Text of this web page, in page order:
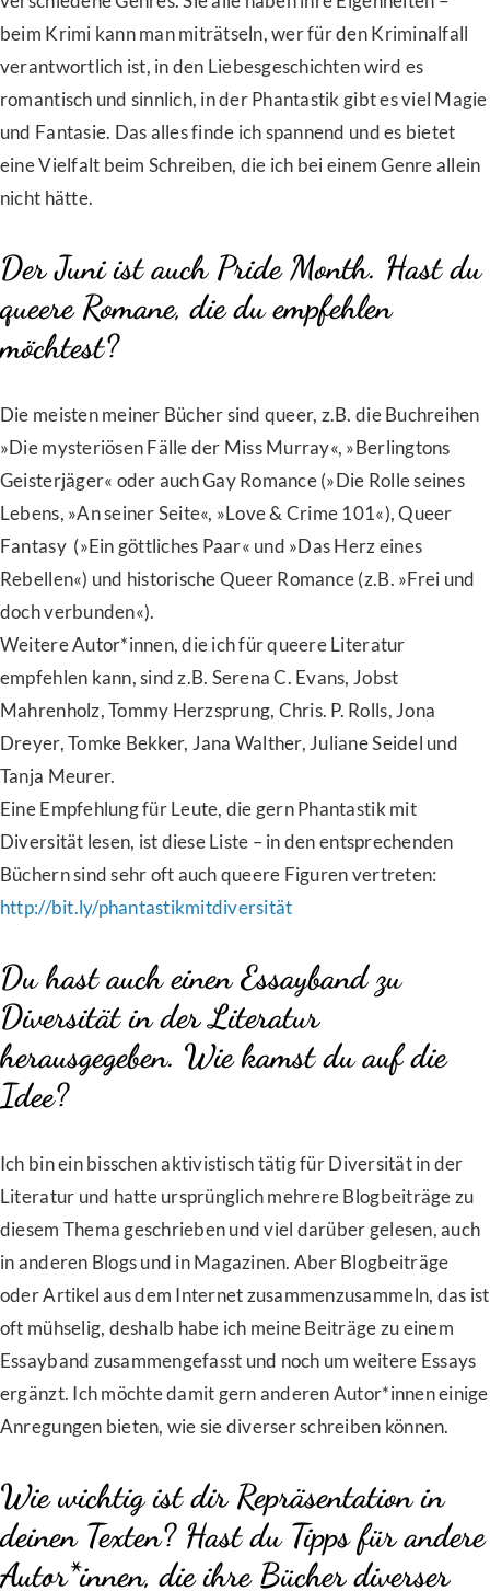
beim Krimi kann man miträtseln, wer für den Kriminalfall
verantwortlich ist, in den Liebesgeschichten wird es
romantisch und sinnlich, in der Phantastik gibt es viel Magie
und Fantasie. Das alles finde ich spannend und es bietet
eine Vielfalt beim Schreiben, die ich bei einem Genre allein
nicht hätte.
Der Juni ist auch Pride Month. Hast du
queere Romane, die du empfehlen
möchtest?
Die meisten meiner Bücher sind queer, z.B. die Buchreihen
»Die mysteriösen Fälle der Miss Murray«, »Berlingtons
Geisterjäger« oder auch Gay Romance (»Die Rolle seines
Lebens, »An seiner Seite«, »Love & Crime 101«), Queer
Fantasy (»Ein göttliches Paar« und »Das Herz eines
Rebellen«) und historische Queer Romance (z.B. »Frei und
doch verbunden«).
Weitere Autor*innen, die ich für queere Literatur
empfehlen kann, sind z.B. Serena C. Evans, Jobst
Mahrenholz, Tommy Herzsprung, Chris. P. Rolls, Jona
Dreyer, Tomke Bekker, Jana Walther, Juliane Seidel und
Tanja Meurer.
Eine Empfehlung für Leute, die gern Phantastik mit
Diversität lesen, ist diese Liste – in den entsprechenden
Büchern sind sehr oft auch queere Figuren vertreten:
http://bit.ly/phantastikmitdiversität
Du hast auch einen Essayband zu
Diversität in der Literatur
herausgegeben. Wie kamst du auf die
Idee?
Ich bin ein bisschen aktivistisch tätig für Diversität in der
Literatur und hatte ursprünglich mehrere Blogbeiträge zu
diesem Thema geschrieben und viel darüber gelesen, auch
in anderen Blogs und in Magazinen. Aber Blogbeiträge
oder Artikel aus dem Internet zusammenzusammeln, das ist
oft mühselig, deshalb habe ich meine Beiträge zu einem
Essayband zusammengefasst und noch um weitere Essays
ergänzt. Ich möchte damit gern anderen Autor*innen einige
Anregungen bieten, wie sie diverser schreiben können.
Wie wichtig ist dir Repräsentation in
deinen Texten? Hast du Tipps für andere
Autor*innen, die ihre Bücher diverser